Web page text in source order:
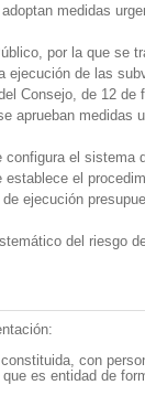
medidas
por la que
de las
Consejo, de 12 de
aprueban
el
el
ejecución
del riesgo
con
es entidad de